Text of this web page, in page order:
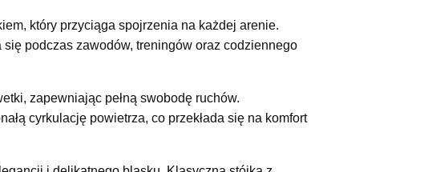
który przyciąga spojrzenia na każdej arenie.
podczas zawodów, treningów oraz codziennego
zapewniając pełną swobodę ruchów.
cyrkulację powietrza, co przekłada się na komfort